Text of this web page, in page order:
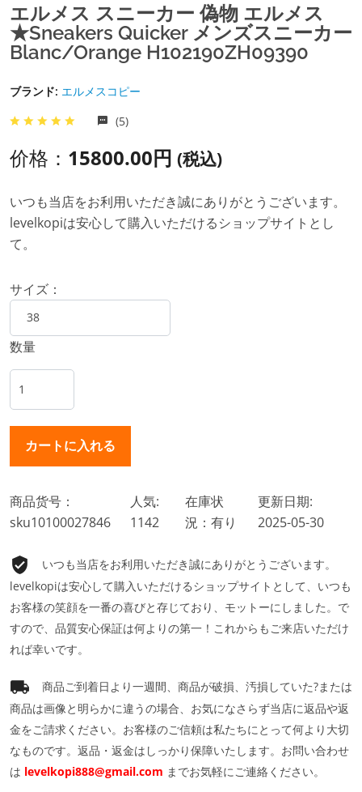
エルメス スニーカー 偽物 エルメス
★Sneakers Quicker メンズスニーカー
Blanc/orange H102190ZH09390
ブランド: エルメスコピー
(5)
价格： 15800.00円 (税込)
いつも当店をお利用いただき誠にありがとうございます。
levelkopiは安心して購入いただけるショップサイトとし
て。
サイズ：
数量
商品货号：
sku10100027846
人気:
1142
在庫状
況：有り
更新日期:
2025-05-30
いつも当店をお利用いただき誠にありがとうございます。
levelkopiは安心して購入いただけるショップサイトとして、いつも
お客様の笑顔を一番の喜びと存じており、モットーにしました。で
すので、品質安心保証は何よりの第一！これからもご来店いただけ
れば幸いです。
商品ご到着日より一週間、商品が破損、汚損していた?または
商品は画像と明らかに違うの場合、お気になさらず当店に返品や返
金をご請求ください。お客様のご信頼は私たちにとって何より大切
なものです。返品・返金はしっかり保障いたします。お問い合わせ
は levelkopi888@gmail.com までお気軽にご連絡ください。